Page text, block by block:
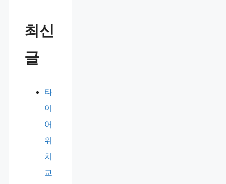
최신
글
타
이
어
위
치
교